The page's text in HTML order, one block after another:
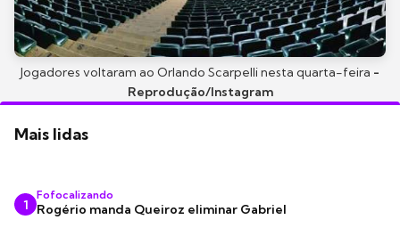
Jogadores voltaram ao Orlando Scarpelli nesta quarta-feira -
Reprodução/Instagram
Mais lidas
1
Fofocalizando
Rogério manda Queiroz eliminar Gabriel